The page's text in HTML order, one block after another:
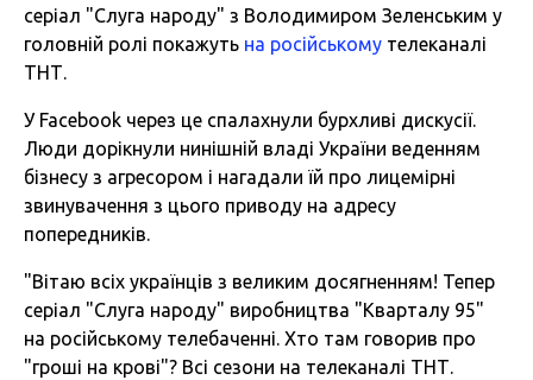
серіал "Слуга народу" з Володимиром Зеленським у
головній ролі покажуть на російському телеканалі
ТНТ.
У Facebook через це спалахнули бурхливі дискусії.
Люди дорікнули нинішній владі України веденням
бізнесу з агресором і нагадали їй про лицемірні
звинувачення з цього приводу на адресу
попередників.
"Вітаю всіх українців з великим досягненням! Тепер
серіал "Слуга народу" виробництва "Кварталу 95"
на російському телебаченні. Хто там говорив про
"гроші на крові"? Всі сезони на телеканалі ТНТ.